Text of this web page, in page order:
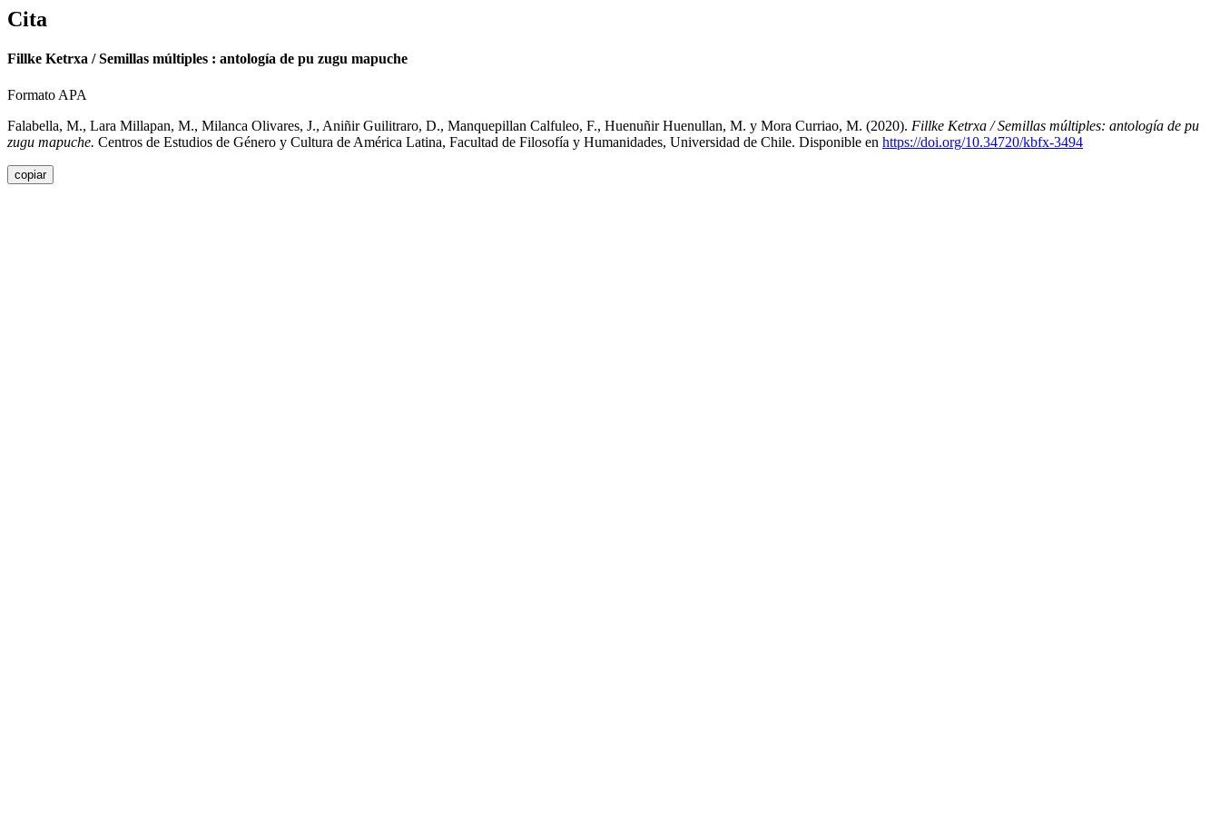
Cita
Fillke Ketrxa / Semillas múltiples : antología de pu zugu mapuche
Formato APA
Falabella, M., Lara Millapan, M., Milanca Olivares, J., Aniñir Guilitraro, D., Manquepillan Calfuleo, F., Huenuñir Huenullan, M. y Mora Curriao, M. (2020). Fillke Ketrxa / Semillas múltiples: antología de pu
zugu mapuche. Centros de Estudios de Género y Cultura de América Latina, Facultad de Filosofía y Humanidades, Universidad de Chile. Disponible en https://doi.org/10.34720/kbfx-3494
copiar